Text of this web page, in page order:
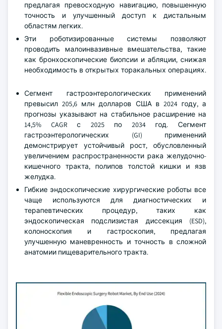
предлагая превосходную навигацию, повышенную
точность и улучшенный доступ к дистальным
областям легких.
Эти роботизированные системы позволяют
проводить малоинвазивные вмешательства, такие
как бронхоскопические биопсии и абляции, снижая
необходимость в открытых торакальных операциях.
Сегмент гастроэнтерологических применений
превысил 205,6 млн долларов США в 2024 году, а
прогнозы указывают на стабильное расширение на
14,5% CAGR с 2025 по 2034 год. Сегмент
гастроэнтерологических (GI) применений
демонстрирует устойчивый рост, обусловленный
увеличением распространенности рака желудочно-
кишечного тракта, полипов толстой кишки и язв
желудка.
Гибкие эндоскопические хирургические роботы все
чаще используются для диагностических и
терапевтических процедур, таких как
эндоскопическая подслизистая диссекция (ESD),
колоноскопия и гастроскопия, предлагая
улучшенную маневренность и точность в сложной
анатомии пищеварительного тракта.